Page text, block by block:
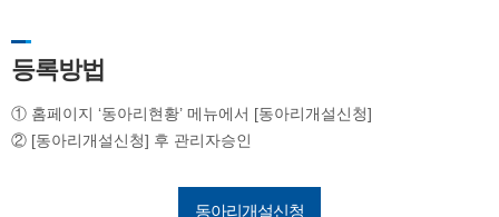
등록방법
① 홈페이지 ‘동아리현황’ 메뉴에서 [동아리개설신청]
② [동아리개설신청] 후 관리자승인
동아리개설신청